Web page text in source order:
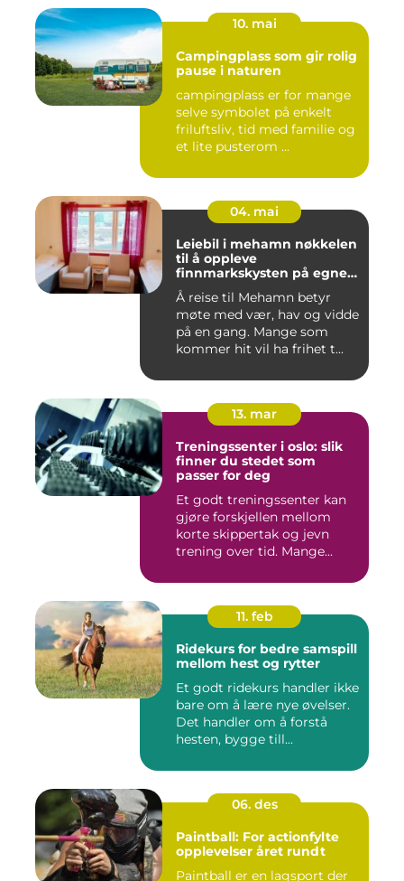
10. mai
Campingplass som gir rolig
pause i naturen
campingplass er for mange
selve symbolet på enkelt
friluftsliv, tid med familie og
et lite pusterom ...
04. mai
Leiebil i mehamn nøkkelen
til å oppleve
finnmarkskysten på egne
premisser
Å reise til Mehamn betyr
møte med vær, hav og vidde
på en gang. Mange som
kommer hit vil ha frihet t...
13. mar
Treningssenter i oslo: slik
finner du stedet som
passer for deg
Et godt treningssenter kan
gjøre forskjellen mellom
korte skippertak og jevn
trening over tid. Mange...
11. feb
Ridekurs for bedre samspill
mellom hest og rytter
Et godt ridekurs handler ikke
bare om å lære nye øvelser.
Det handler om å forstå
hesten, bygge till...
06. des
Paintball: For actionfylte
opplevelser året rundt
Paintball er en lagsport der